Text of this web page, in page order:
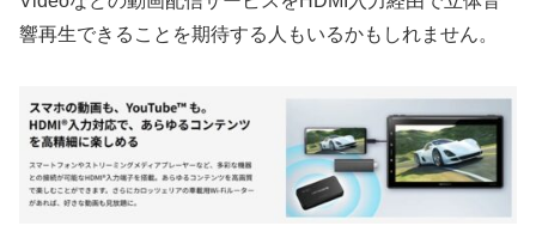
響再生できることを期待する人もいるかもしれません。